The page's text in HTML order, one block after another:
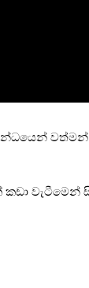
වත්මන්
වැටීමෙන්